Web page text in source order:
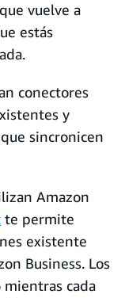
vuelve a
estás
conectores
y
sincronicen
Amazon
te permite
existente
Business. Los
cada